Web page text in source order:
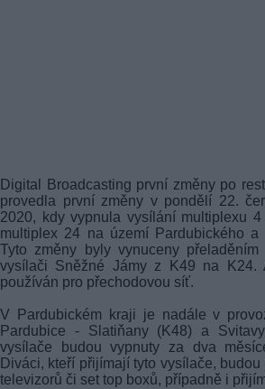
Digital Broadcasting první změny po
provedla první změny v pondělí 22.
2020, kdy vypnula vysílání multiplexu
multiplex 24 na území Pardubického a
Tyto změny byly vynuceny
vysílači Sněžné Jámy z K49 na K24.
používán pro přechodovou síť.
V Pardubickém kraji je nadále v
Pardubice - Slatiňany (K48) a
vysílače budou vypnuty za dva
Diváci, kteří přijímají tyto vysílače,
televizorů či set top boxů, případně i